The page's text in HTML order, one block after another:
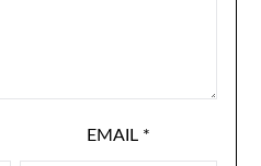
EMAIL *